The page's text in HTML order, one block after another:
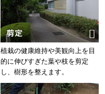
剪定
植栽の健康維持や美観向上を目
的に伸びすぎた葉や枝を剪定
し、樹形を整えます。